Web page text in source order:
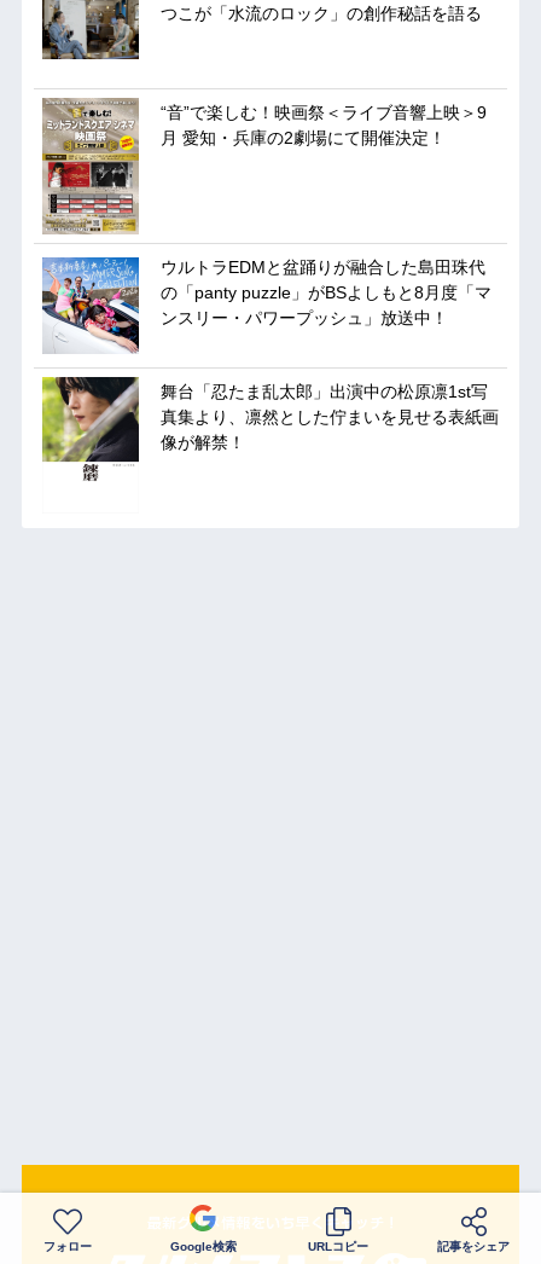
つこが「水流のロック」の創作秘話を語る
“音”で楽しむ！映画祭＜ライブ音響上映＞9
月 愛知・兵庫の2劇場にて開催決定！
ウルトラEDMと盆踊りが融合した島田珠代
の「panty puzzle」がBSよしもと8月度「マ
ンスリー・パワープッシュ」放送中！
舞台「忍たま乱太郎」出演中の松原凛1st写
真集より、凛然とした佇まいを見せる表紙画
像が解禁！
フォロー Google検索 URLコピー 記事をシェア